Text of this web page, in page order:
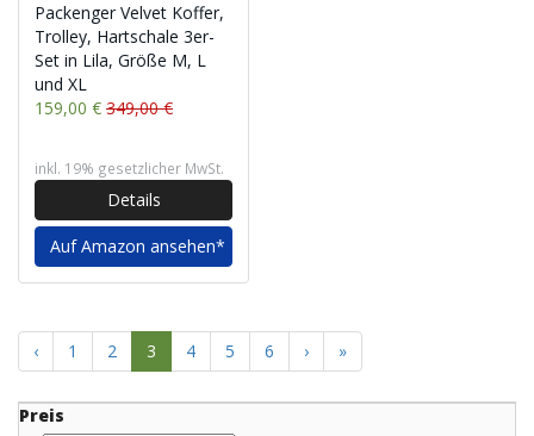
Packenger Velvet Koffer,
Trolley, Hartschale 3er-
Set in Lila, Größe M, L
und XL
159,00 € 349,00 €
inkl. 19% gesetzlicher MwSt.
Details
Auf Amazon ansehen*
‹ 1 2 3 4 5 6 › »
Preis